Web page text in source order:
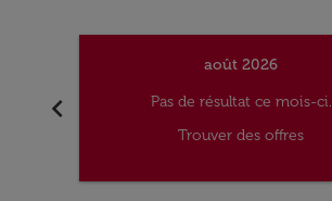
chevron_left
août 2026
Pas de résultat ce mois-ci.
Trouver des offres